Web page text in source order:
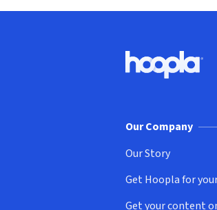
Hoopla logo, Go
Our Company
Our Story
Get Hoopla for
(opens in new
Get your content